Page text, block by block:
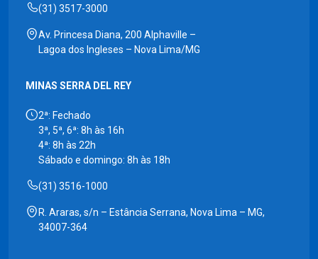
(31) 3517-3000
Av. Princesa Diana, 200 Alphaville –
Lagoa dos Ingleses – Nova Lima/MG
MINAS SERRA DEL REY
2ª: Fechado
3ª, 5ª, 6ª: 8h às 16h
4ª: 8h às 22h
Sábado e domingo: 8h às 18h
(31) 3516-1000
R. Araras, s/n – Estância Serrana, Nova Lima – MG,
34007-364